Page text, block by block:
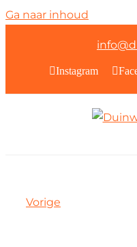
Ga naar inhoud
Instagram
Vorige